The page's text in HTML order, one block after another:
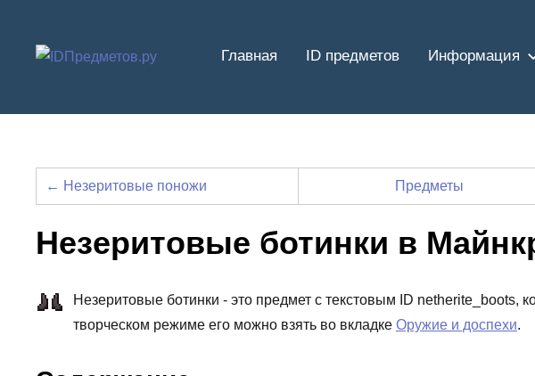
содержимому
Главная ID предметов Информация
← Незеритовые поножи Предметы
Незеритовые ботинки в
Незеритовые ботинки - это предмет с текстовым ID
творческом режиме его можно взять во вкладке Оружие и доспехи.